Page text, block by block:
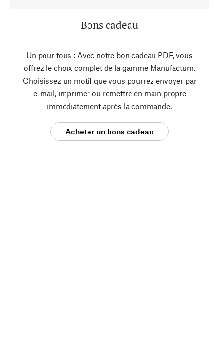
Bons cadeau
Un pour tous : Avec notre bon cadeau PDF, vous
offrez le choix complet de la gamme Manufactum.
Choisissez un motif que vous pourrez envoyer par
e-mail, imprimer ou remettre en main propre
immédiatement après la commande.
Acheter un bons cadeau